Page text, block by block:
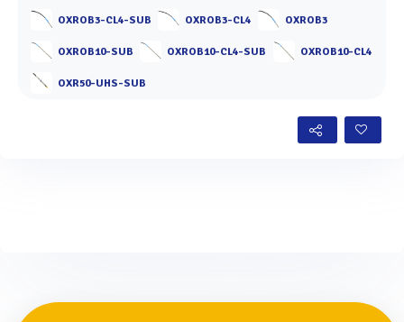
OXROB3-CL4-SUB OXROB3-CL4 OXROB3
OXROB10-SUB OXROB10-CL4-SUB OXROB10-CL4
OXR50-UHS-SUB